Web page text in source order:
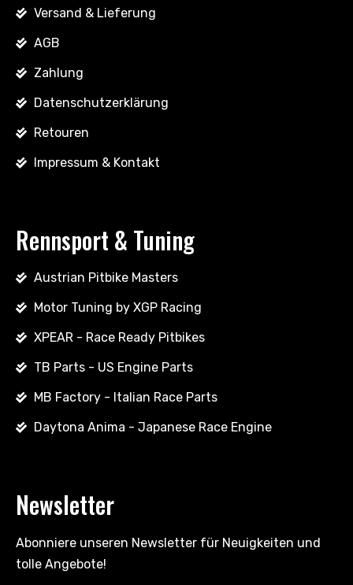
Versand & Lieferung
AGB
Zahlung
Datenschutzerklärung
Retouren
Impressum & Kontakt
Rennsport & Tuning
Austrian Pitbike Masters
Motor Tuning by XGP Racing
XPEAR - Race Ready Pitbikes
TB Parts - US Engine Parts
MB Factory - Italian Race Parts
Daytona Anima - Japanese Race Engine
Newsletter
Abonniere unseren Newsletter für Neuigkeiten und
tolle Angebote!